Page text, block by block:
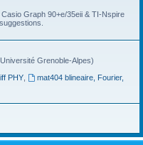
Graph 90+e/35eii & TI-Nspire
Grenoble-Alpes)
PHY,
mat404 blineaire, Fourier,